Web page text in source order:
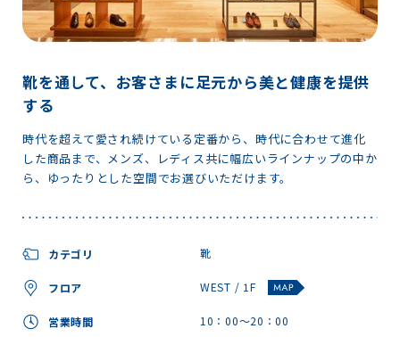
靴を通して、お客さまに足元から美と健康を提供
する
時代を超えて愛され続けている定番から、時代に合わせて進化
した商品まで、メンズ、レディス共に幅広いラインナップの中か
ら、ゆったりとした空間でお選びいただけます。
カテゴリ 靴
フロア WEST / 1F
営業時間 10：00～20：00